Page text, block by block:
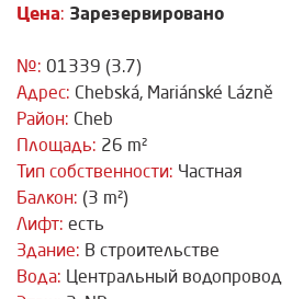
Цена: Зарезервировано
№: 01339 (3.7)
Адрес: Chebská, Mariánské Lázně
Район: Cheb
Площадь: 26 m²
Тип собственности: Частная
Балкон: (3 m²)
Лифт: есть
Здание: В строительстве
Вода: Центральный водопровод